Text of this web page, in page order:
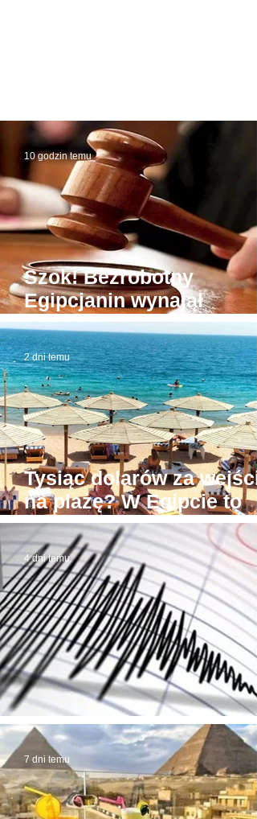
Szok! Bezrobotny
Egipcjanin wynajął
budynek sądu. W
roboty todze wyłudzał
łapówki od naiwnych
10 godzin temu
Tysiąc dolarów za
na plażę? W Egipcie to
możliwe! Stąd awantury
2 dni temu
Trzęsienie ziemi w
4 dni temu
7 dni temu